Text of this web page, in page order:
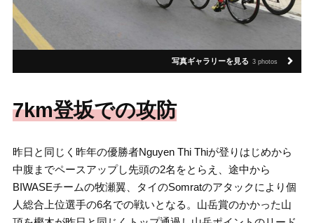
写真ギャラリーを見る 3 photos
7km登坂での攻防
昨日と同じく昨年の優勝者Nguyen Thi Thiが登りはじめから
中腹までペースアップし先頭の2名をとらえ、途中から
BIWASEチームの牧瀬翼、タイのSomratのアタックにより個
人総合上位選手の6名での戦いとなる。山岳賞のかかった山